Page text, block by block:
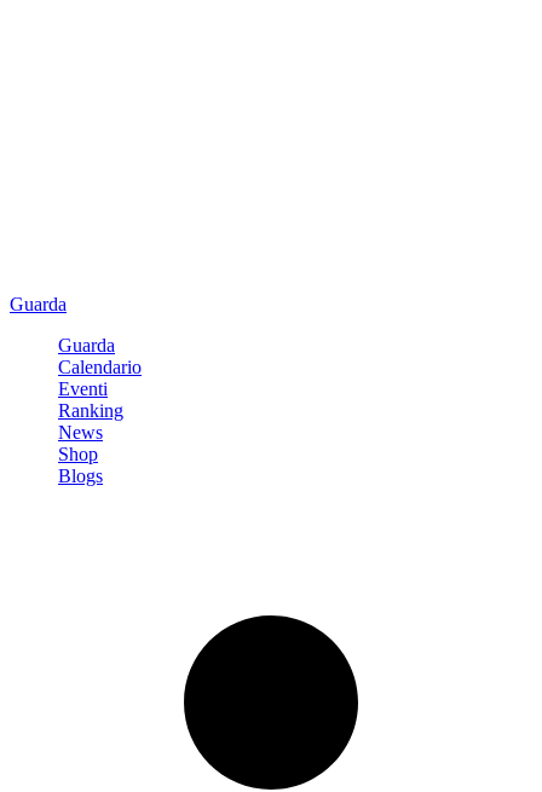
Guarda
Guarda
Calendario
Eventi
Ranking
News
Shop
Blogs